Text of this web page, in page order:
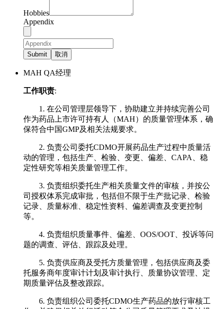
Hobbies
Appendix
Submit 取消
MAH QA经理
工作职责:
1. 在公司管理层领导下，协助建立并持续完善公司
作为药品上市许可持有人（MAH）的质量管理体系，确
保符合中国GMP及相关法规要求。
2. 负责公司委托CDMO开展药品生产过程中质量活
动的管理，包括生产、检验、变更、偏差、CAPA、稳
定性研究等相关质量管理工作。
3. 负责组织委托生产相关质量文件的审核，并按公
司授权体系完成审批，包括但不限于生产批记录、检验
记录、质量标准、稳定性资料、偏差调查及变更控制
等。
4. 负责组织质量事件、偏差、OOS/OOT、投诉等问
题的调查、评估、跟踪及处理。
5. 负责供应商及受托方质量管理，包括供应商及委
托服务商年度审计计划及审计执行、质量协议管理、定
期质量评估及整改跟踪。
6. 负责组织公司委托CDMO生产药品的放行审核工